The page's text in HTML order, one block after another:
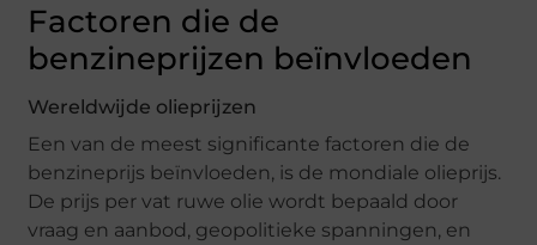
Factoren die de
benzineprijzen beïnvloeden
Wereldwijde olieprijzen
Een van de meest significante factoren die de
benzineprijs beïnvloeden, is de mondiale olieprijs.
De prijs per vat ruwe olie wordt bepaald door
vraag en aanbod, geopolitieke spanningen, en